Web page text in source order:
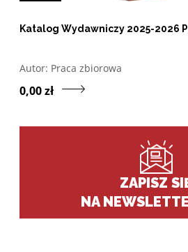
Katalog Wydawniczy 2025-2026
Autor: Otwórz w nowym oknie listę
Praca zbiorowa
0,00 zł
ZAPISZ
NA